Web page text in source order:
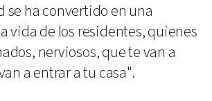
se ha convertido en una
vida de los residentes, quienes
nerviosos, que te van a
a entrar a tu casa".